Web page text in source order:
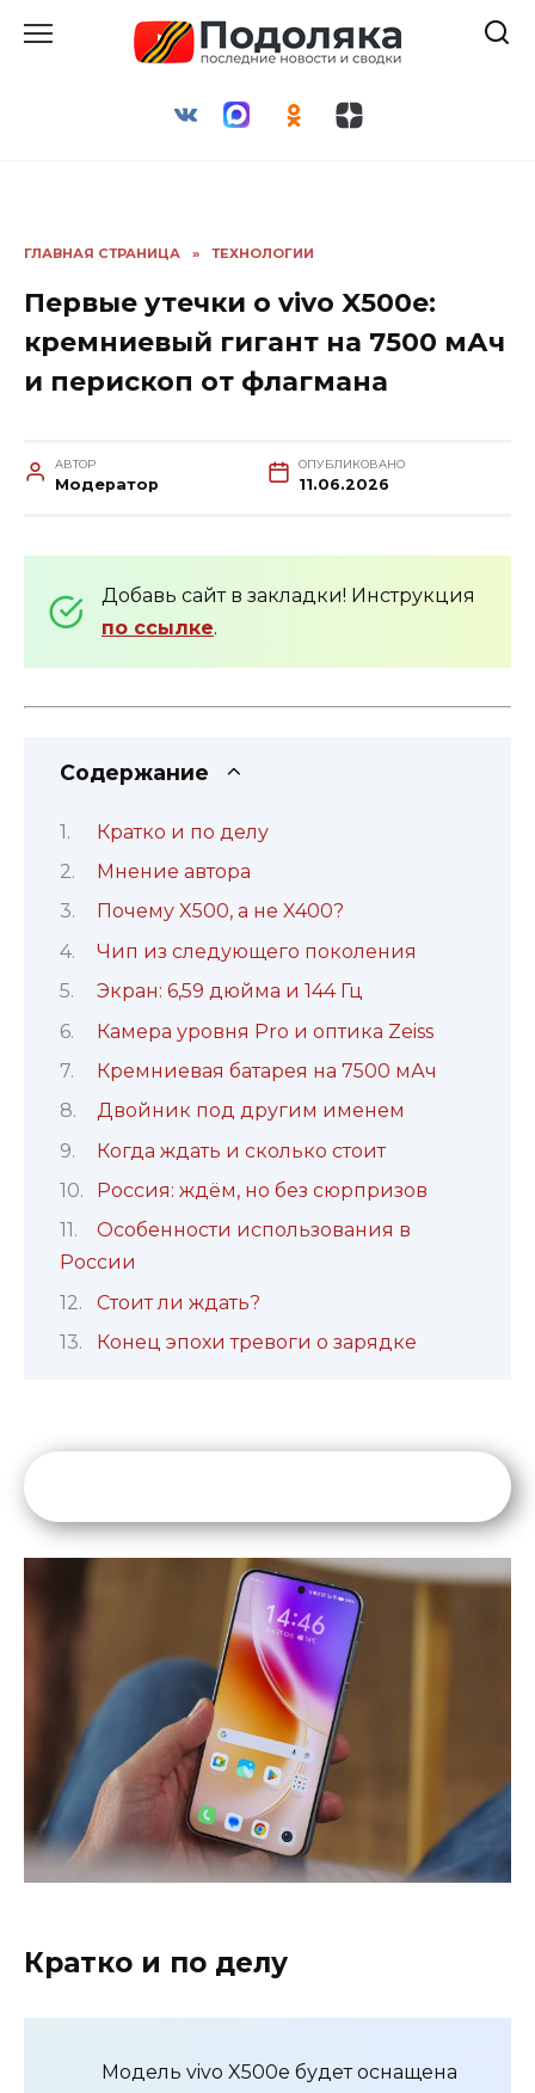
ГЛАВНАЯ СТРАНИЦА » ТЕХНОЛОГИИ
Первые утечки о vivo X500e:
кремниевый гигант на 7500 мАч
и перископ от флагмана
АВТОР
Модератор
ОПУБЛИКОВАНО
11.06.2026
Добавь сайт в закладки! Инструкция
по ссылке.
Содержание
Кратко и по делу
Мнение автора
Почему X500, а не X400?
Чип из следующего поколения
Экран: 6,59 дюйма и 144 Гц
Камера уровня Pro и оптика Zeiss
Кремниевая батарея на 7500 мАч
Двойник под другим именем
Когда ждать и сколько стоит
Россия: ждём, но без сюрпризов
Особенности использования в
России
Стоит ли ждать?
Конец эпохи тревоги о зарядке
Кратко и по делу
Модель vivo X500e будет оснащена